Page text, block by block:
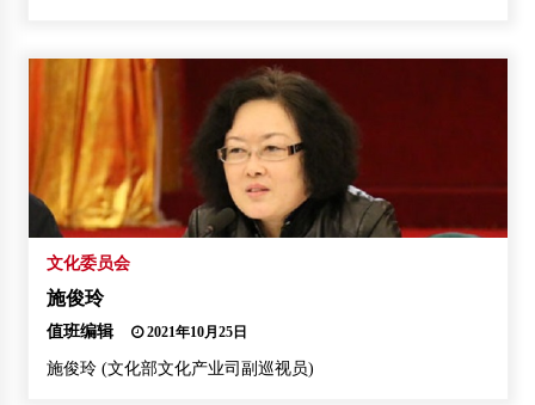
文化委员会
施俊玲
值班编辑 2021年10月25日
施俊玲 (文化部文化产业司副巡视员)